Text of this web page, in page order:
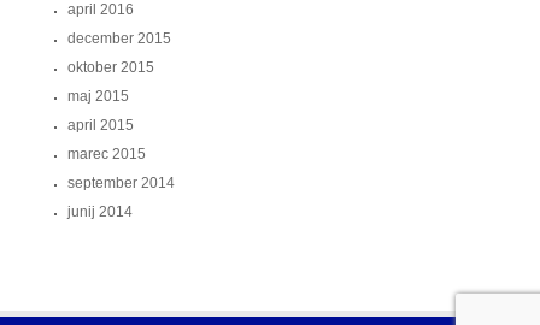
april 2016
december 2015
oktober 2015
maj 2015
april 2015
marec 2015
september 2014
junij 2014